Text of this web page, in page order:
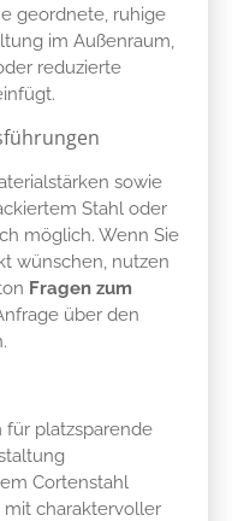
geordnete, ruhige
im Außenraum,
reduzierte
sowie
Stahl oder
möglich. Wenn Sie
wünschen, nutzen
Fragen zum
über den
für platzsparende
Cortenstahl
charaktervoller